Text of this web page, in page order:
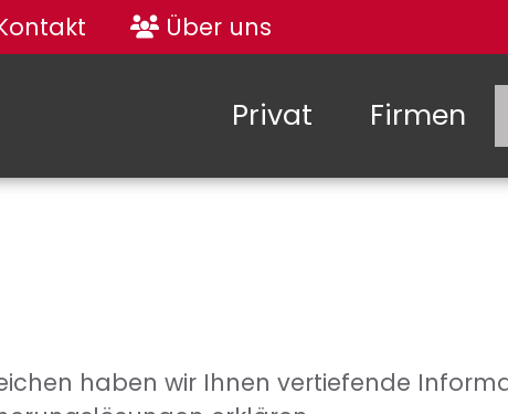
Über uns
Privat Firmen
haben wir Ihnen vertiefende